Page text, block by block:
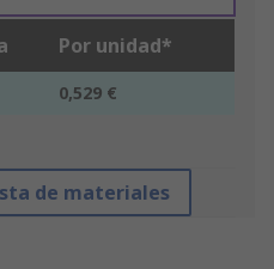
Por unidad*
0,529 €
de materiales